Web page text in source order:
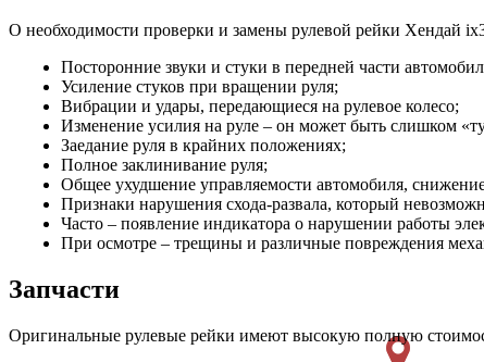
О необходимости проверки и замены рулевой рейки Хендай
Посторонние звуки и стуки в передней части
Усиление стуков при вращении руля;
Вибрации и удары, передающиеся на рулевое колесо;
Изменение усилия на руле – он может быть слишком
Заедание руля в крайних положениях;
Полное заклинивание руля;
Общее ухудшение управляемости автомобиля,
Признаки нарушения схода-развала, который
Часто – появление индикатора о нарушении работы
При осмотре – трещины и различные повреждения
Запчасти
Оригинальные рулевые рейки имеют высокую полную